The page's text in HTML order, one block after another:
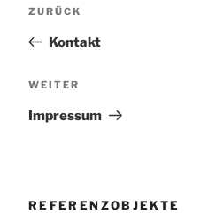
Vorheriger
ZURÜCK
Kontakt
Nächster
WEITER
Impressum
REFERENZOBJEKTE